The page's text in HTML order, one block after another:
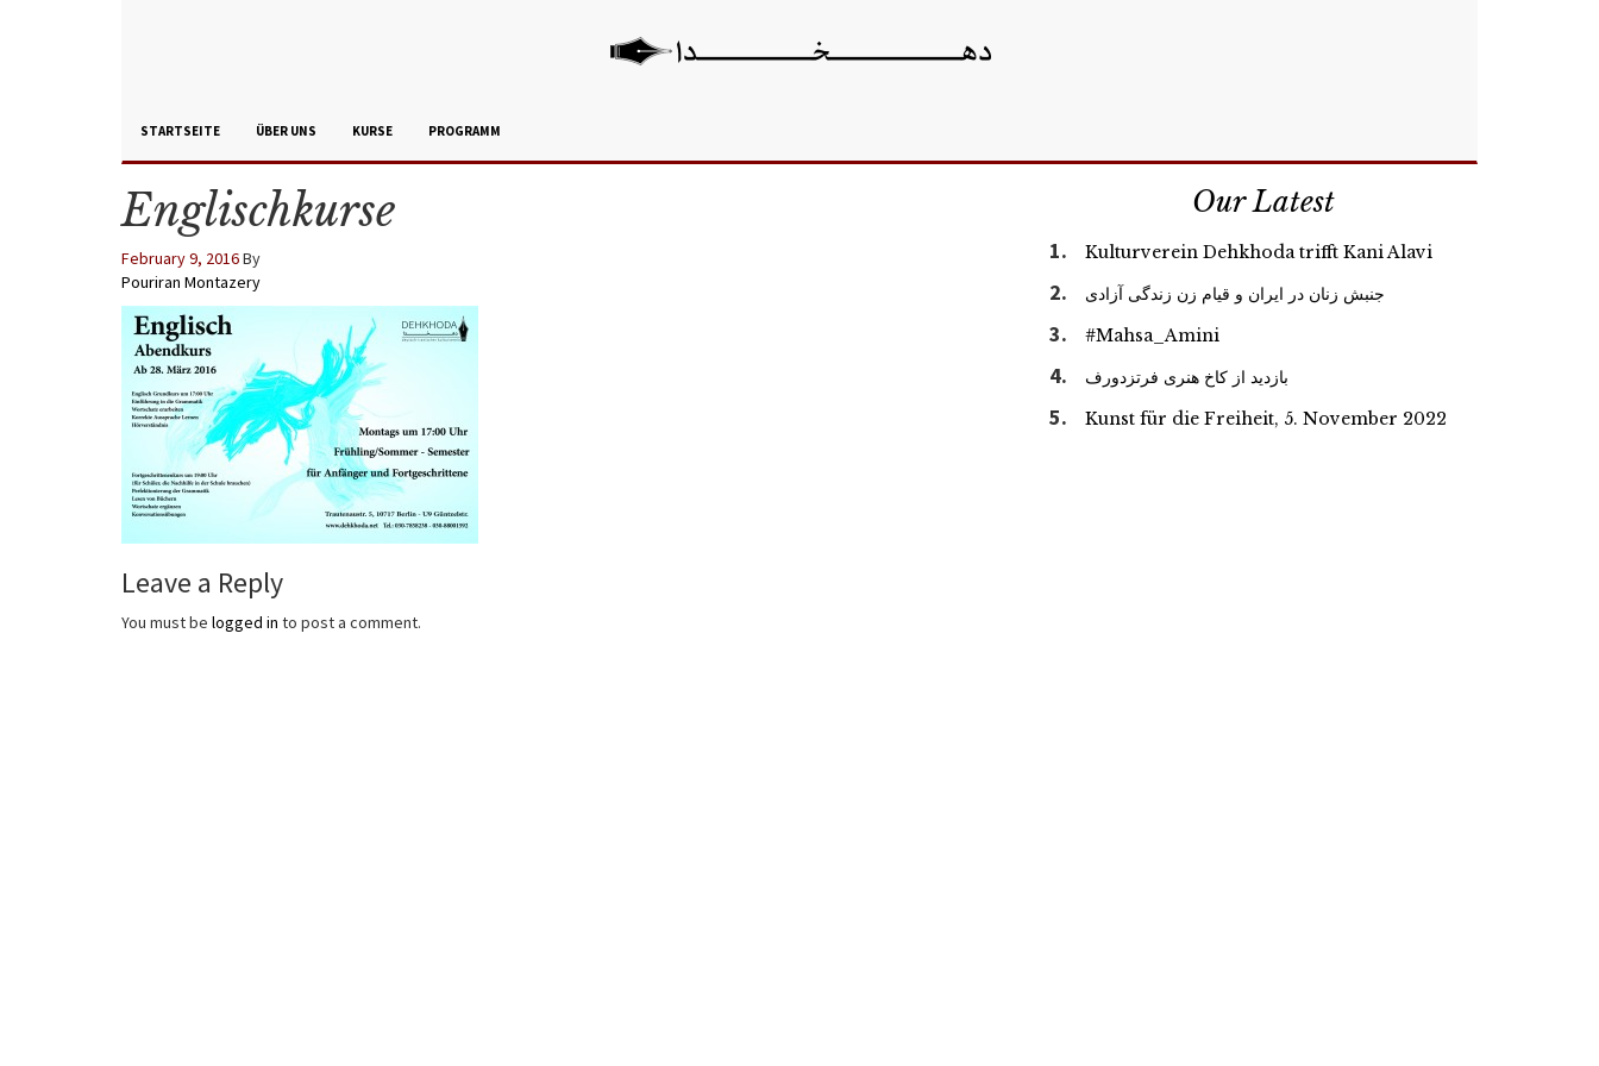
STARTSEITE ÜBER UNS KURSE PROGRAMM
Englischkurse
February 9, 2016By
Pouriran Montazery
Leave a Reply
You must be logged in to post a comment.
Our Latest
Kulturverein Dehkhoda trifft Kani Alavi
جنبش زنان در ایران و قیام زن زندگی آزادی
#Mahsa_Amini
بازدید از کاخ هنری فرتزدورف
Kunst für die Freiheit, 5. November 2022